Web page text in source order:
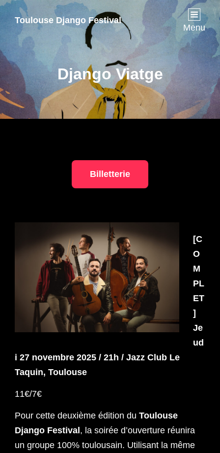
Toulouse Django Festival
Menu
Django Viatge
Billetterie
[C
O
M
PL
ET
]
Je
ud
i 27 novembre 2025 / 21h / Jazz Club Le
Taquin, Toulouse
11€/7€
Pour cette deuxième édition du Toulouse
Django Festival , la soirée d’ouverture réunira
un groupe 100% toulousain. Utilisant la même